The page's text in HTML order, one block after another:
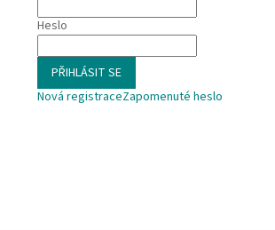
Heslo
PŘIHLÁSIT SE
Nová registraceZapomenuté heslo